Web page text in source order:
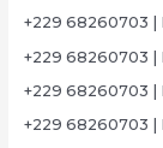
+229 68260703 |
+229 68260703
+229 68260703 |
+229 68260703 |